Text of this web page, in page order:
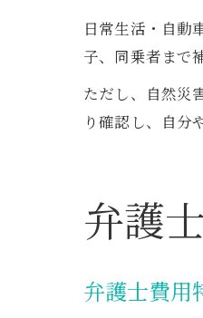
日常生活・自動
子、同乗者まで
ただし、自然災
り確認し、自分
弁護
弁護士費用